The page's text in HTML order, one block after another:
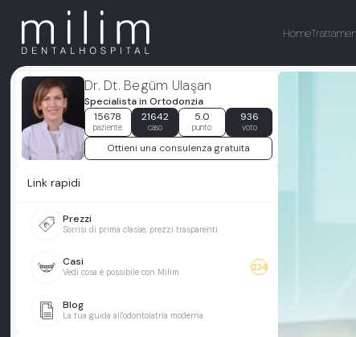
Home
Dr. Dt. Begüm Ulaşan
Specialista in Ortodonzia
15678
paziente
21642
caso
5.0
punto
936
voto
Ottieni una consulenza gratuita
Link rapidi
Prezzi
Sorrisi di prima classe, prezzi trasparenti
Casi
Vedi cosa è possibile con Milim 234
Blog
La tua guida all'odontoiatria moderna